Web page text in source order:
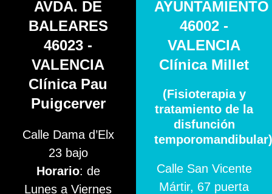
AVDA. DE
BALEARES
46023 -
VALENCIA
Clínica Pau
Puigcerver
Calle Dama d’Elx
23 bajo
Horario: de
Lunes a Viernes
AYUNTAMIENTO
46002 -
VALENCIA
Clínica Millet
(Fisioterapia y
tratamiento de la
disfunción
temporomandibular)
Calle San Vicente
Mártir, 67 puerta